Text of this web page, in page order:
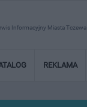
Informacyjny Miasta Tczewa
REKLAMA